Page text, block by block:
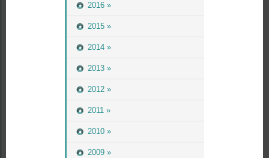
2016 »
2015 »
2014 »
2013 »
2012 »
2011 »
2010 »
2009 »